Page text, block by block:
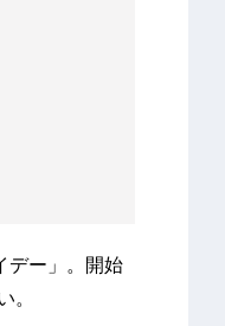
デー」。開始